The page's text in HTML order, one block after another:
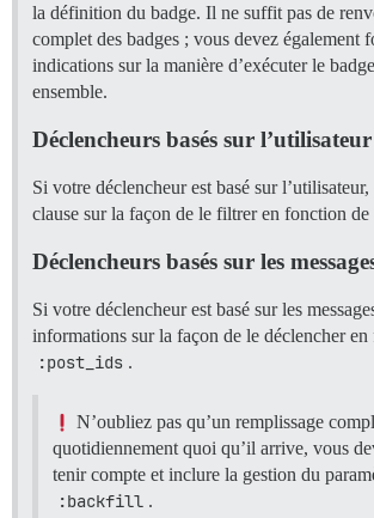
la définition du badge. Il ne suffit pas de
complet des badges ; vous devez également
indications sur la manière d’exécuter le
ensemble.
Déclencheurs basés sur l’utilisateur
Si votre déclencheur est basé sur
clause sur la façon de le filtrer en fonction de
Déclencheurs basés sur les
Si votre déclencheur est basé sur les
informations sur la façon de le déclencher
:post_ids .
N’oubliez pas qu’un remplissage
quotidiennement quoi qu’il arrive, vous
tenir compte et inclure la gestion du
:backfill .